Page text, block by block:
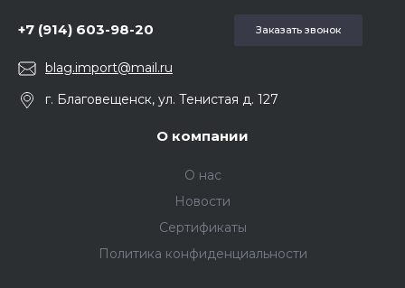
+7 (914) 603-98-20 Заказать звонок
blag.import@mail.ru
г. Благовещенск, ул. Тенистая д. 127
О компании
О нас
Новости
Сертификаты
Политика конфиденциальности